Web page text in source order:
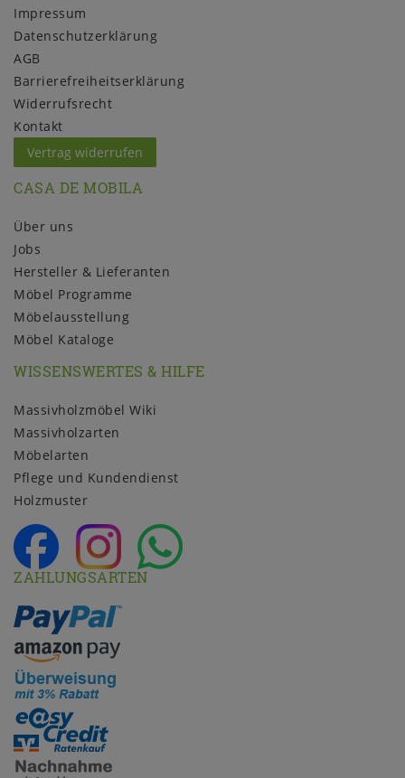
Impressum
Daten­schutz­erklärung
AGB
Barrierefreiheitserklärung
Widerrufs­recht
Kontakt
Vertrag widerrufen
CASA DE MOBILA
Über uns
Jobs
Hersteller & Lieferanten
Möbel Programme
Möbelausstellung
Möbel Kataloge
WISSENSWERTES & HILFE
Massivholzmöbel Wiki
Massivholzarten
Möbelarten
Pflege und Kundendienst
Holzmuster
ZAHLUNGSARTEN